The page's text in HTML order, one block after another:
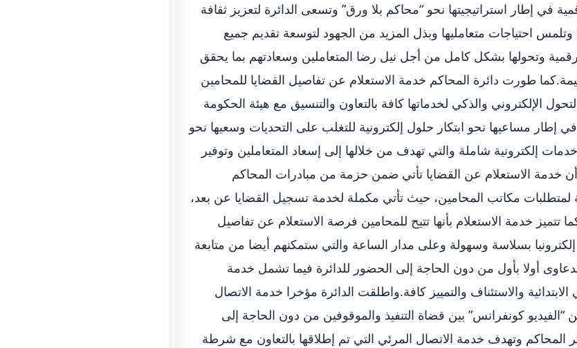
في إطار استراتيجيتها نحو “محاكم بلا ورق” وتسعى الدائرة لتعزيز ثقافة
وتلمس احتياجات متعامليها وبذل المزيد من الجهود لتوسعة تقديم جميع
وتحولها بشكل كامل من أجل نيل رضا المتعاملين وسعادتهم بما يحقق
طورت دائرة المحاكم خدمة الاستعلام عن تفاصيل القضايا للمحامين
الإلكتروني والذكي لخدماتها كافة بالتعاون والتنسيق مع هيئة الحكومة
في إطار مساعيها نحو ابتكار حلول إلكترونية للتغلب على التحديات وسعيها نحو
إلكترونية شاملة والتي تهدف من خلالها إلى إسعاد المتعاملين وتوفير
خدمة الاستعلام عن القضايا تأتي ضمن حزمة من مبادرات المحاكم
لمتطلبات مكاتب المحامين، حيث تأتي مكملة لخدمة تسجيل القضايا عن بعد،
تتميز خدمة الاستعلام بأنها تتيح للمحامين فرصة الاستعلام عن تفاصيل
إلكترونيا بسلاسة وسهولة وعلى مدار الساعة والتي ستمكنهم أيضا من متابعة
أولا بأول من دون الحاجة إلى الحضور للدائرة فيما تشمل خدمة
والاستئناف والتمييز كافة.واطلقت الدائرة مؤخرا خدمة الاتصال
“الفيديو كونفرانس” بين قضاة التنفيذ والموقوفين من دون الحاجة إلى
وتهدف خدمة الاتصال المرئي التي تم إطلاقها بالتعاون مع شرطة